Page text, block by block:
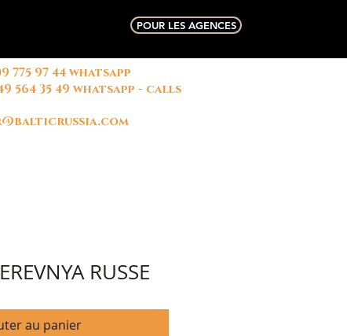
POUR LES AGENCES
775 97 44 whatsapp
564 35 49 whatsapp - calls
RUSSE
au panier